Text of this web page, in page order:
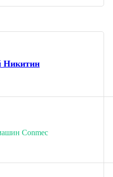
Никитин
Conmec